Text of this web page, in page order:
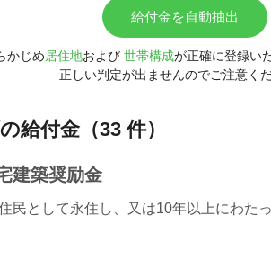
給付金を自動抽出
かじめ居住地および 世帯構成が正確に登録い
正しい判定が出ませんのでご注意くだ
給付金（33 件）
建築奨励金
民として永住し、又は10年以上にわた